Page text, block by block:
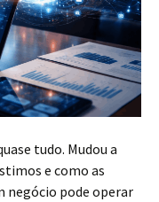
tudo. Mudou a
e como as
negócio pode operar